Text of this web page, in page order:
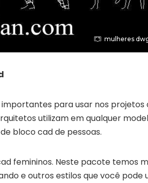
mulheres
para usar nos projetos
utilizam em qualquer
bloco cad de pessoas.
femininos. Neste pacote temos
e outros estilos que você pode